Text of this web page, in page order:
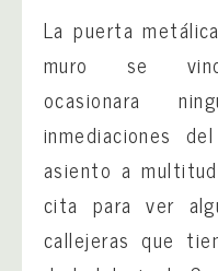
La puerta
muro se
ocasionara
inmediaciones
asiento a
cita para ver
callejeras que